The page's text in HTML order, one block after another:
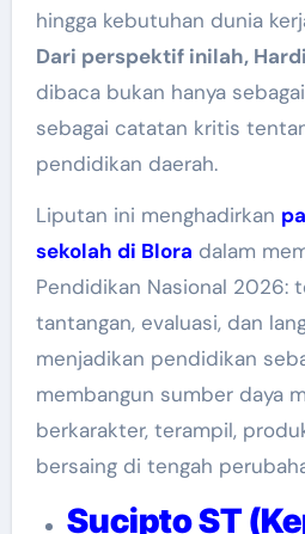
hingga kebutuhan dunia
Dari perspektif inilah,
dibaca bukan hanya
sebagai catatan kritis
pendidikan daerah.
Liputan ini menghadirkan
sekolah di Blora dalam
Pendidikan Nasional 2026:
tantangan, evaluasi, dan
menjadikan pendidikan
membangun sumber daya
berkarakter, terampil,
bersaing di tengah
Sucipto ST